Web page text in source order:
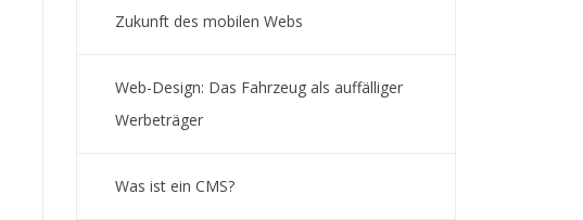
Zukunft des mobilen Webs
Web-Design: Das Fahrzeug als auffälliger
Werbeträger
Was ist ein CMS?